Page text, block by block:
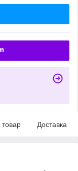
товар Доставка